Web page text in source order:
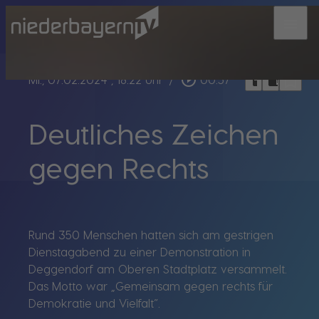
Mi., 07.02.2024 , 18:22 Uhr / play_circle_outline 00:57 headphoneschrome_reader_modebookmark_border
Deutliches Zeichen
gegen Rechts
Rund 350 Menschen hatten sich am gestrigen
Dienstagabend zu einer Demonstration in
Deggendorf am Oberen Stadtplatz versammelt.
Das Motto war „Gemeinsam gegen rechts für
Demokratie und Vielfalt“.